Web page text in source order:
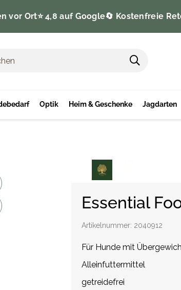
vor Ort⭐️ 4,8 auf Google🔄 Kostenfreie
Optik Heim & Geschenke Jagdarten
Essential
Artikelnummer: 2040912
Für Hunde mit
Alleinfuttermittel
getreidefrei